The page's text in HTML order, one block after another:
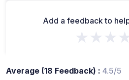
Add a feedback to
Average (18 Feedback) : 4.5/5